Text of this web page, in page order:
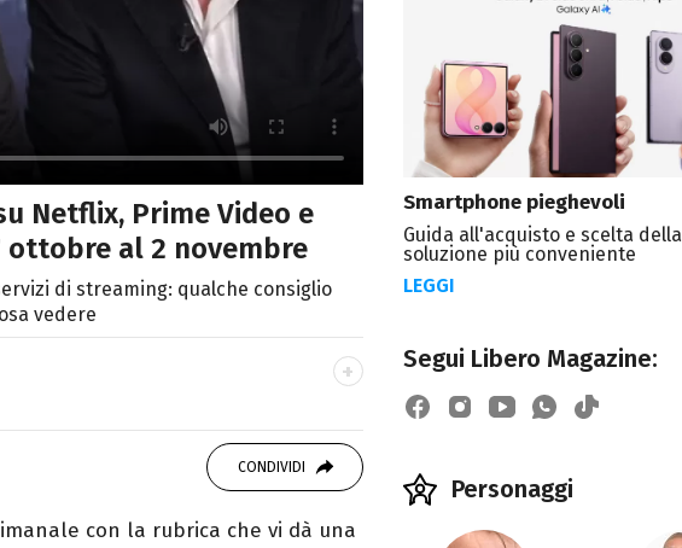
Netflix, Prime Video e
ottobre al 2 novembre
di streaming: qualche consiglio
vedere
di manga e film, cultore di
Tarantino e musicista nel
CONDIVIDI
con la rubrica che vi dà una
Smartphone pieghevoli
Guida all'acquisto e scelta della
soluzione più conveniente
LEGGI
Segui Libero Magazine:
Personaggi